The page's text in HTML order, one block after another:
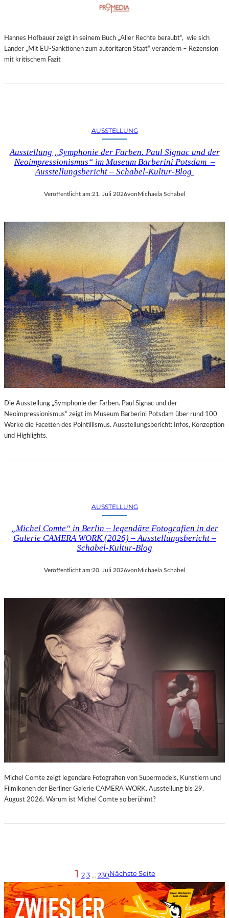
Hannes Hofbauer zeigt in seinem Buch „Aller Rechte beraubt“, wie sich
Länder „Mit EU-Sanktionen zum autoritären Staat“ verändern – Rezension
mit kritischem Fazit
AUSSTELLUNG
Ausstellung „Symphonie der Farben. Paul Signac und der
Neoimpressionismus“ im Museum Barberini Potsdam –
Ausstellungsbericht – Schabel-Kultur-Blog
Veröffentlicht am:21. Juli 2026vonMichaela Schabel
Die Ausstellung „Symphonie der Farben. Paul Signac und der
Neoimpressionismus“ zeigt im Museum Barberini Potsdam über rund 100
Werke die Facetten des Pointillismus. Ausstellungsbericht: Infos, Konzeption
und Highlights.
AUSSTELLUNG
„Michel Comte“ in Berlin – legendäre Fotografien in der
Galerie CAMERA WORK (2026) – Ausstellungsbericht –
Schabel-Kultur-Blog
Veröffentlicht am:20. Juli 2026vonMichaela Schabel
Michel Comte zeigt legendäre Fotografien von Supermodels, Künstlern und
Filmikonen der Berliner Galerie CAMERA WORK. Ausstellung bis 29.
August 2026. Warum ist Michel Comte so berühmt?
1 2 3 … 230Nächste Seite